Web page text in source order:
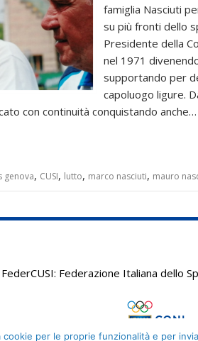
famiglia Nasciuti
su più fronti dello
Presidente della
nel 1971
supportando per
capoluogo ligure.
con continuità conquistando anche…
genova, CUSI, lutto, marco nasciuti, mauro
FederCUSI: Federazione Italiana dello
per le proprie funzionalità e per